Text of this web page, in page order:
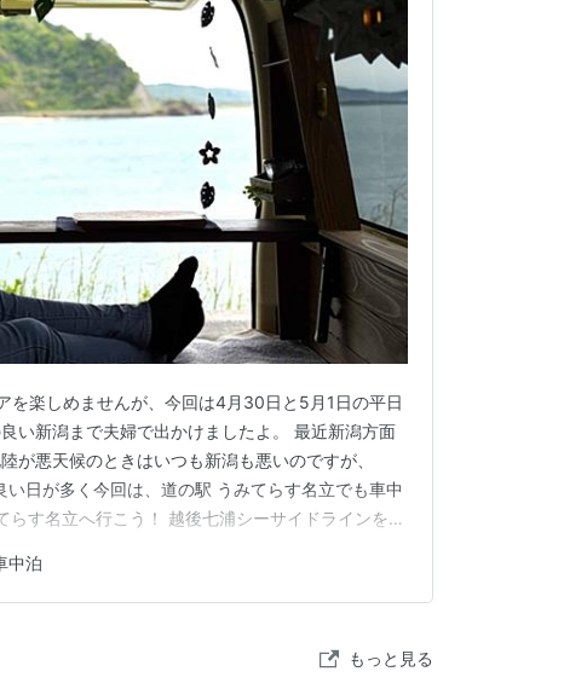
を楽しめませんが、今回は4月30日と5月1日の平日
い新潟まで夫婦で出かけましたよ。 最近新潟方面
が悪天候のときはいつも新潟も悪いのですが、
日が多く今回は、道の駅 うみてらす名立でも車中
す名立へ行こう！ 越後七浦シーサイドラインをド
彦山 パノラマタワーに乗ってみよう！ クライミン
を参詣…
中泊
もっと見る